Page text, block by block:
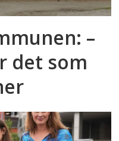
ved Bodin
–
det som